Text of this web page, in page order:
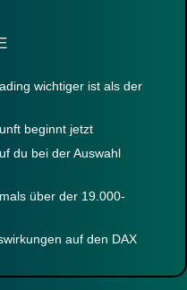
wichtiger ist als der
beginnt jetzt
du bei der Auswahl
über der 19.000-
auf den DAX